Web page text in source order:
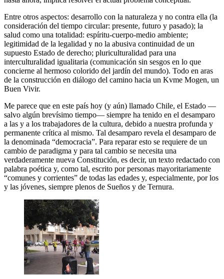
Entre otros aspectos: desarrollo con la naturaleza y no contra ella (la
consideración del tiempo circular: presente, futuro y pasado); la
salud como una totalidad: espíritu-cuerpo-medio ambiente;
legitimidad de la legalidad y no la abusiva continuidad de un
supuesto Estado de derecho; pluriculturalidad para una
interculturalidad igualitaria (comunicación sin sesgos en lo que
concierne al hermoso colorido del jardín del mundo). Todo en aras
de la construcción en diálogo del camino hacia un Kvme Mogen, un
Buen Vivir.
Me parece que en este país hoy (y aún) llamado Chile, el Estado —
salvo algún brevísimo tiempo— siempre ha tenido en el desamparo
a las y a los trabajadores de la cultura, debido a nuestra profunda y
permanente crítica al mismo. Tal desamparo revela el desamparo de
la denominada “democracia”. Para reparar esto se requiere de un
cambio de paradigma y para tal cambio se necesita una
verdaderamente nueva Constitución, es decir, un texto redactado con
palabra poética y, como tal, escrito por personas mayoritariamente
“comunes y corrientes” de todas las edades y, especialmente, por los
y las jóvenes, siempre plenos de Sueños y de Ternura.